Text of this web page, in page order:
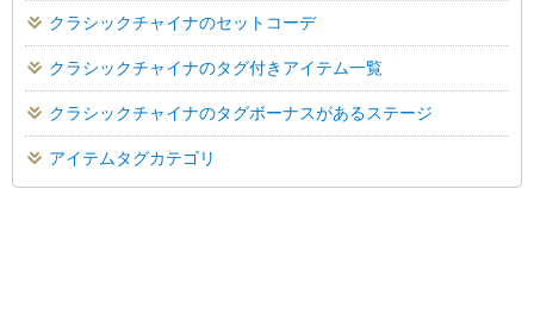
クラシックチャイナのセットコーデ
クラシックチャイナのタグ付きアイテム一覧
クラシックチャイナのタグボーナスがあるステージ
アイテムタグカテゴリ